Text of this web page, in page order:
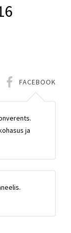
FACEBOOK
ja